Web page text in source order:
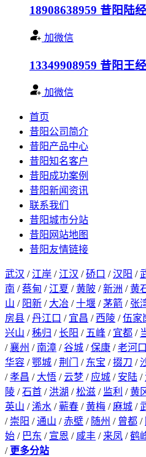
18908638959 昔阳陆
加微信
13349908959 昔阳王
加微信
首页
昔阳公司简介
昔阳产品中心
昔阳知名客户
昔阳成功案例
昔阳新闻资讯
联系我们
昔阳城市分站
昔阳网站地图
昔阳友情链接
武汉 / 江岸 / 江汉 /硚口 /汉阳 /
南 /蔡甸 / 江夏 /黄陂 /新洲 /黄
山 / 阳新 / 大冶 /十堰 /茅箭 / 张
房县 /丹江口 / 宜昌 / 西陵 /伍家
兴山 /秭归 /长阳 / 五峰 / 宜都 /
/襄州 / 南漳 /谷城 /保康 /老河口
华容 /鄂城 /荆门 / 东宝 /掇刀 /
/孝昌 / 大悟 /云梦 / 应城 / 安陆 /
陵 /石首 / 洪湖 /松滋 / 监利 /黄
英山 /浠水 /蕲春 /黄梅 / 麻城 /
/ 崇阳 /通山 /赤壁 / 随州 / 曾都 /
始 / 巴东 / 宣恩 / 咸丰 / 来凤 /鹤
/ 更多分站